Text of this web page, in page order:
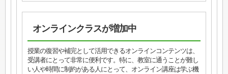
オンラインクラスが増加中
授業の復習や補完として活用できるオンラインコンテンツは、
受講者にとって非常に便利です。特に、教室に通うことが難し
い人や時間に制約がある人にとって、オンライン講座は学ぶ機